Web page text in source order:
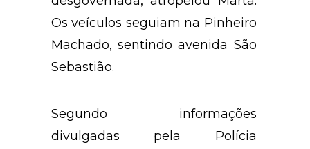
Os veículos seguiam na Pinheiro
Machado, sentindo avenida São
Sebastião.
Segundo informações
divulgadas pela Polícia